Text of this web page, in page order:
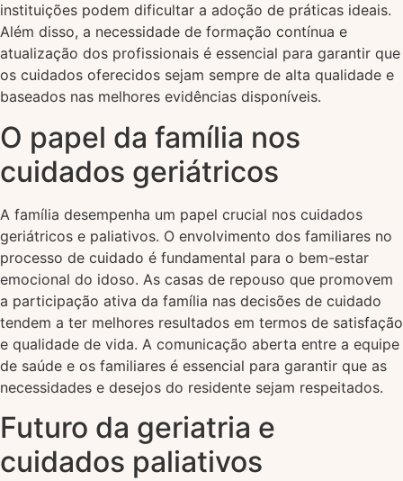
instituições podem dificultar a adoção de práticas ideais.
Além disso, a necessidade de formação contínua e
atualização dos profissionais é essencial para garantir que
os cuidados oferecidos sejam sempre de alta qualidade e
baseados nas melhores evidências disponíveis.
O papel da família nos
cuidados geriátricos
A família desempenha um papel crucial nos cuidados
geriátricos e paliativos. O envolvimento dos familiares no
processo de cuidado é fundamental para o bem-estar
emocional do idoso. As casas de repouso que promovem
a participação ativa da família nas decisões de cuidado
tendem a ter melhores resultados em termos de satisfação
e qualidade de vida. A comunicação aberta entre a equipe
de saúde e os familiares é essencial para garantir que as
necessidades e desejos do residente sejam respeitados.
Futuro da geriatria e
cuidados paliativos